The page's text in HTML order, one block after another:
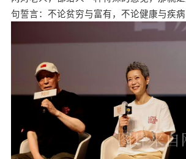
句誓言：不论贫穷与富有，不论健康与疾病